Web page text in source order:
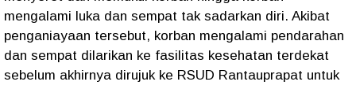
mengalami luka dan sempat tak sadarkan diri. Akibat
penganiayaan tersebut, korban mengalami pendarahan
dan sempat dilarikan ke fasilitas kesehatan terdekat
sebelum akhirnya dirujuk ke RSUD Rantauprapat untuk